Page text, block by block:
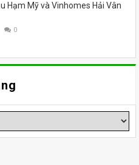
Hạm Mỹ và Vinhomes Hải Vân
0